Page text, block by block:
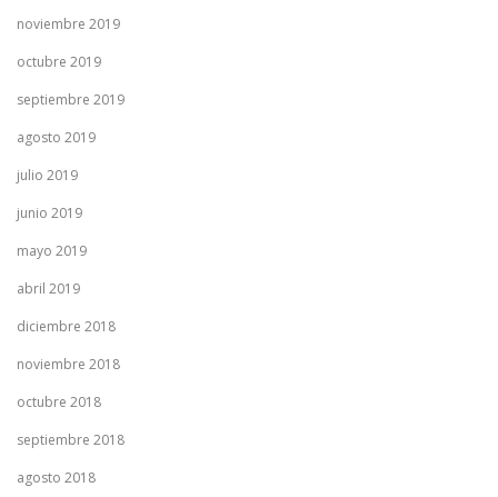
noviembre 2019
octubre 2019
septiembre 2019
agosto 2019
julio 2019
junio 2019
mayo 2019
abril 2019
diciembre 2018
noviembre 2018
octubre 2018
septiembre 2018
agosto 2018